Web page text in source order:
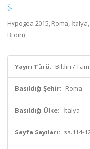
Ş.
Hypogea 2015, Roma,
Bildiri)
Yayın Türü: Bildiri /
Basıldığı Şehir: Roma
Basıldığı Ülke: İtalya
Sayfa Sayıları: ss.114-